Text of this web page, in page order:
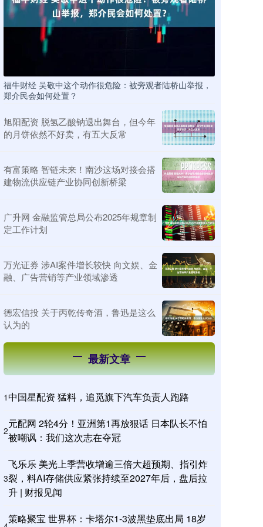
福牛财经 吴敬中这个动作很危险：被旁观者陆桥山举报，
郑介民会如何处置？
旭阳配资 脱氢乙酸钠退出舞台，但今年
的月饼依然不好卖，有五大反常
有富策略 智链未来！南沙这场对接会搭
建物流供应链产业协同创新桥梁
广升网 金融监管总局公布2025年规章制
定工作计划
万光证券 涉AI案件增长较快 向文娱、金
融、广告营销等产业领域渗透
德宏信投 关于丙乾传奇酒，鲁迅是这么
认为的
最新文章
1中国星配资 猛料，追觅旗下汽车负责人跑路
2
元配网 2轮4分！亚洲第1再放狠话 日本队长不怕
被嘲讽：我们这次志在夺冠
3
飞乐乐 美光上季营收增逾三倍大超预期、指引炸
裂，料AI存储供应紧张持续至2027年后，盘后拉
升 | 财报见闻
策略聚宝 世界杯：卡塔尔1-3波黑垫底出局 18岁